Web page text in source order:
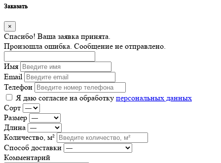
Заказать
×
Спасибо! Ваша заявка принята.
Произошла ошибка. Сообщение не отправлено.
Имя
Email
Телефон
Я даю согласие на обработку персональных данных
Сорт
Размер
Длина
Количество, м²
Способ доставки
Комментарий